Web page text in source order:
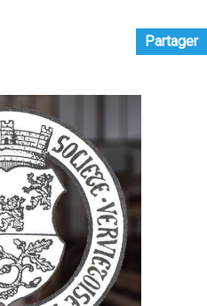
Partager